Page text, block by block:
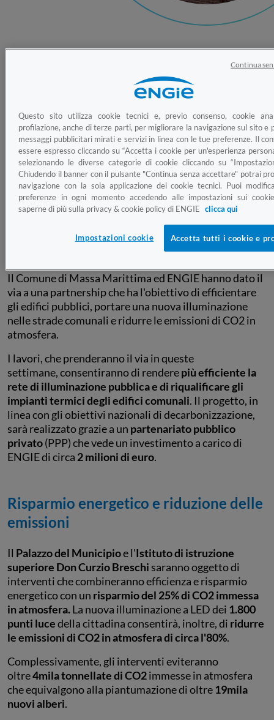
Oltre 4mila tonnellate di CO2 non
immesse in atmosfera, equivalenti
alla piantumazione di oltre 19mila
nuovi alberi;
Progetto possibile grazie a un
partenariato pubblico-privato.
Una partnership per l'efficienza
energetica
Il Comune di Massa Marittima ed ENGIE hanno dato il
via a una partnership che ha l'obiettivo di efficientare
gli edifici pubblici, portare una nuova illuminazione
nelle strade comunali e ridurre le emissioni di CO2 in
atmosfera.
I lavori, che prenderanno il via in queste
settimane, consentiranno di renderepiù efficiente la
rete di illuminazione pubblica e di riqualificare gli
impianti termici degli edifici comunali. Il progetto, in
linea con gli obiettivi nazionali di decarbonizzazione,
sarà realizzato grazie a un partenariato pubblico
privato(PPP) che vede un investimento a carico di
ENGIE di circa 2 milioni di euro.
Risparmio energetico e riduzione delle
emissioni
Il Palazzo del Municipioe l'Istituto di istruzione
superiore Don Curzio Breschisaranno oggetto di
interventi che combineranno efficienza e risparmio
energetico con un risparmio del 25% di CO2 immessa
in atmosfera.La nuova illuminazione a LED dei 1.800
punti lucedella cittadina consentirà, inoltre, di ridurre
le emissioni di CO2 in atmosfera di circa l'80%.
Complessivamente, gli interventi eviteranno
oltre4mila tonnellate di CO2immesse in atmosfera
che equivalgono alla piantumazione di oltre19mila
nuovi alberi.
Questo sito utilizza cookie tecnici e, previo consenso, cookie
profilazione, anche di terze parti, per migliorare la navigazione sul sito e
messaggi pubblicitari mirati e servizi in linea con le tue preferenze. Il
essere espresso cliccando su “Accetta i cookie per un'esperienza
selezionando le diverse categorie di cookie cliccando su
Chiudendo il banner con il pulsante "Continua senza accettare" potrai
navigazione con la sola applicazione dei cookie tecnici. Puoi
preferenze in ogni momento accedendo alle impostazioni sui
saperne di più sulla privacy & cookie policy di ENGIE clicca qui
Impostazioni cookie Accetta tutti i cookie e
Continua